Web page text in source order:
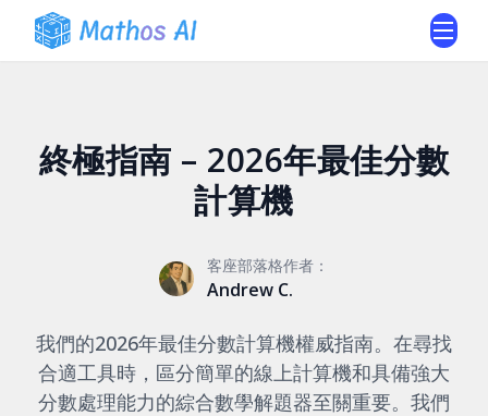
終極指南 – 2026年最佳分數
計算機
客座部落格作者：
Andrew C.
我們的2026年最佳分數計算機權威指南。在尋找
合適工具時，區分簡單的線上計算機和具備強大
分數處理能力的綜合數學解題器至關重要。我們